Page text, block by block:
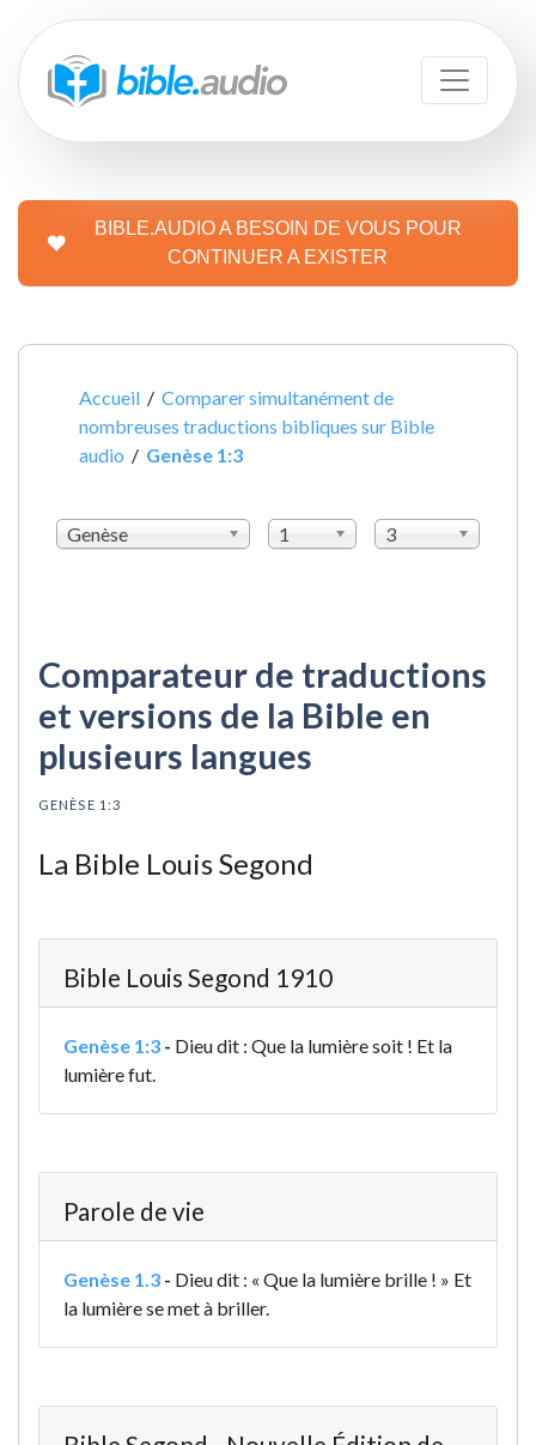
BIBLE.AUDIO A BESOIN DE VOUS POUR
CONTINUER A EXISTER
Accueil /Comparer simultanément de
nombreuses traductions bibliques sur Bible
audio / Genèse 1:3
Genèse 1 3
Comparateur de traductions
et versions de la Bible en
plusieurs langues
GENÈSE 1:3
La Bible Louis Segond
Bible Louis Segond 1910
Genèse 1:3 - Dieu dit : Que la lumière soit ! Et la
lumière fut.
Parole de vie
Genèse 1.3 - Dieu dit : « Que la lumière brille ! » Et
la lumière se met à briller.